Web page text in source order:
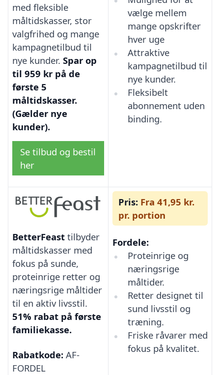
med fleksible
måltidskasser, stor
valgfrihed og mange
kampagnetilbud til
nye kunder. Spar op
til 959 kr på de
første 5
måltidskasser.
(Gælder nye
kunder).
Se tilbud og bestil
her
vælge mellem
mange opskrifter
hver uge
Attraktive
kampagnetilbud til
nye kunder.
Fleksibelt
abonnement uden
binding.
BetterFeast tilbyder
måltidskasser med
fokus på sunde,
proteinrige retter og
næringsrige måltider
til en aktiv livsstil.
51% rabat på første
familiekasse.
Rabatkode: AF-
FORDEL
Pris: Fra 41,95 kr.
pr. portion
Fordele:
Proteinrige og
næringsrige
måltider.
Retter designet til
sund livsstil og
træning.
Friske råvarer med
fokus på kvalitet.